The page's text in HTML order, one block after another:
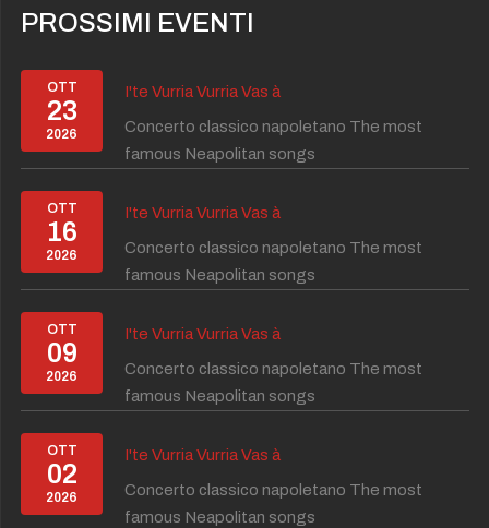
PROSSIMI EVENTI
OTT
23
2026
I'te Vurria Vurria Vas à
Concerto classico napoletano The most
famous Neapolitan songs
OTT
16
2026
I'te Vurria Vurria Vas à
Concerto classico napoletano The most
famous Neapolitan songs
OTT
09
2026
I'te Vurria Vurria Vas à
Concerto classico napoletano The most
famous Neapolitan songs
OTT
02
2026
I'te Vurria Vurria Vas à
Concerto classico napoletano The most
famous Neapolitan songs